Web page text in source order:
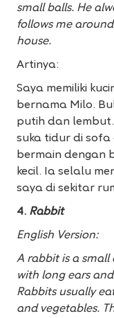
small balls. He
follows me
house.
Artinya:
Saya memiliki
bernama Milo.
putih dan
suka tidur di sofa
bermain dengan
kecil. Ia selalu
saya di sekitar
4. Rabbit
English Version:
A rabbit is a small
with long ears
Rabbits usually
and vegetables.